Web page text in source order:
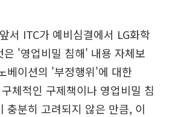
서 ITC가 예비심결에서 LG화학
은 '영업비밀 침해' 내용 자체보
베이션의 '부정행위'에 대한
체적인 구제책이나 영업비밀 침
충분히 고려되지 않은 만큼, 이